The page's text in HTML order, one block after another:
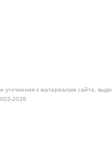
уточнения к материалам сайта,
2026